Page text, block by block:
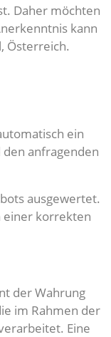
Daher möchten
kann
Österreich.
ein
anfragenden
ausgewertet.
einer korrekten
der Wahrung
im Rahmen der
Eine